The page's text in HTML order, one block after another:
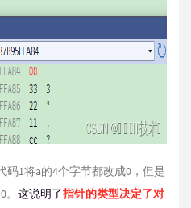
1将a的4个字节都改成0，但是
这说明了指针的类型决定了对